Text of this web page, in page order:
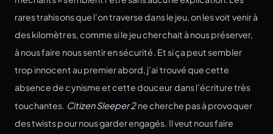
rares trahisons que l’on traverse dans le jeu, on les voit venir à
des kilomètres, comme si le jeu cherchait à nous préserver,
à nous faire nous sentir en sécurité. Et si ça peut sembler
trop innocent au premier abord, j’ai trouvé que cette
absence de cynisme et cette douceur dans l’écriture très
touchantes. Citizen Sleeper 2ne cherche pas à provoquer
des twists pour nous garder engagés. Il veut nous faire